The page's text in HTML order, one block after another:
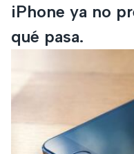
iPhone ya no
qué pasa.